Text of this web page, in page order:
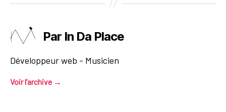
Par In Da Place
Développeur web - Musicien
Voir l’archive →